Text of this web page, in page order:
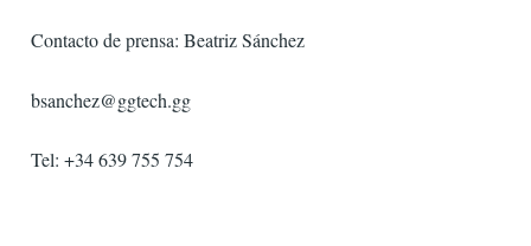
Contacto de prensa: Beatriz Sánchez
bsanchez@ggtech.gg
Tel: +34 639 755 754